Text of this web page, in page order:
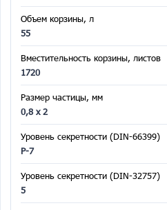
Объем корзины, л
55
Вместительность корзины, листов
1720
Размер частицы, мм
0,8 x 2
Уровень секретности (DIN-66399)
P-7
Уровень секретности (DIN-32757)
5